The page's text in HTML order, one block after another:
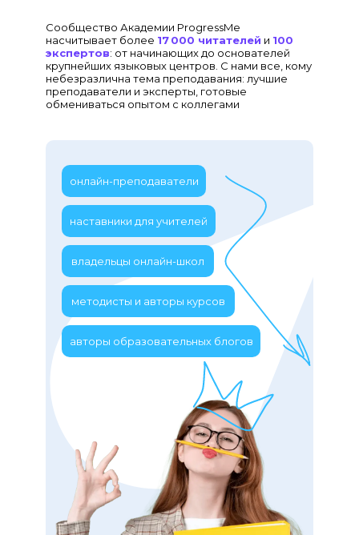
Сообщество Академии ProgressMe
насчитывает более 17 000 читателей и 100
экспертов: от начинающих до основателей
крупнейших языковых центров. С нами все, кому
небезразлична тема преподавания: лучшие
преподаватели и эксперты, готовые
обмениваться опытом с коллегами
онлайн-преподаватели
наставники для учителей
владельцы онлайн-школ
методисты и авторы курсов
авторы образовательных блогов